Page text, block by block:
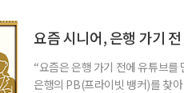
투자자라면 반드시 알아야 할 핵
요즘 시니어, 은행 가기
“요즘은 은행 가기 전에 유튜브를
은행의 PB(프라이빗 뱅커)를 찾